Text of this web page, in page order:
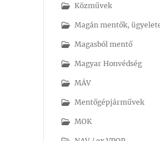
Közművek
Magán mentők,
Magasból mentő
Magyar Honvédség
MÁV
Mentőgépjárművek
MOK